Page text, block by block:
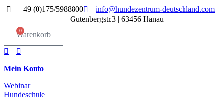
Zum
springen
+49 (0)175/5988800
info@hundezentrum-deutschland.com
Gutenbergstr.3 | 63456 Hanau
0
Warenkorb
Mein Konto
Webinar
Hundeschule